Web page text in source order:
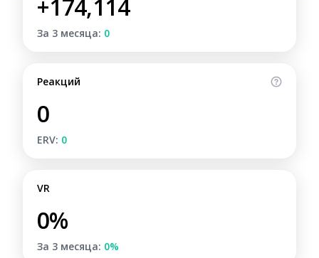
+174,114
За 3 месяца: 0
Реакций
0
ERV: 0
VR
0%
За 3 месяца: 0%